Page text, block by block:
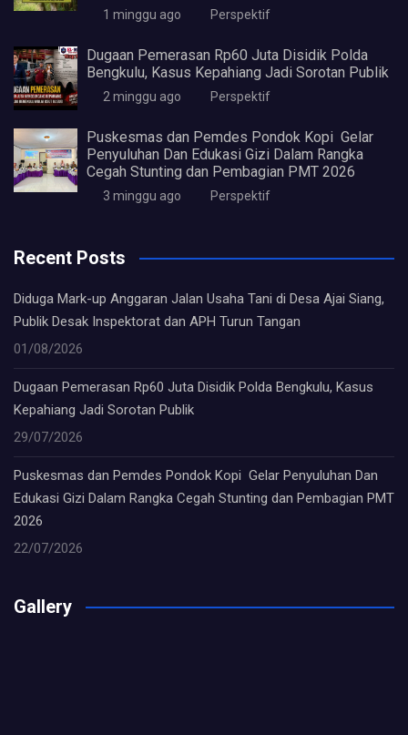
1 minggu ago Perspektif
Dugaan Pemerasan Rp60 Juta Disidik Polda
Bengkulu, Kasus Kepahiang Jadi Sorotan Publik
2 minggu ago Perspektif
Puskesmas dan Pemdes Pondok Kopi Gelar
Penyuluhan Dan Edukasi Gizi Dalam Rangka
Cegah Stunting dan Pembagian PMT 2026
3 minggu ago Perspektif
Recent Posts
Diduga Mark-up Anggaran Jalan Usaha Tani di Desa Ajai Siang,
Publik Desak Inspektorat dan APH Turun Tangan
01/08/2026
Dugaan Pemerasan Rp60 Juta Disidik Polda Bengkulu, Kasus
Kepahiang Jadi Sorotan Publik
29/07/2026
Puskesmas dan Pemdes Pondok Kopi Gelar Penyuluhan Dan
Edukasi Gizi Dalam Rangka Cegah Stunting dan Pembagian PMT
2026
22/07/2026
Gallery